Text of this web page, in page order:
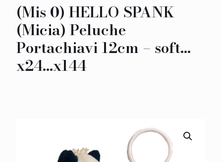
(Mis 0) HELLO SPANK
(Micia) Peluche
Portachiavi 12cm – soft…
x24…x144